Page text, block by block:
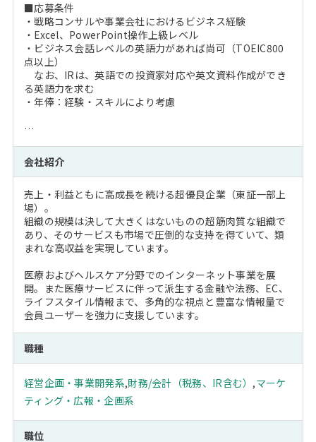
■応募条件
・戦略コンサルや事業会社におけるビジネス経験
・Excel、PowerPoint操作上級レベル
・ビジネス会話レベルの英語力があれば尚可（TOEIC800
点以上）
なお、IRは、英語での投資家対応や英文資料作成ができ
る英語力を求む
・年俸：経験・スキルにより考慮
…
会社紹介
売上・利益ともに高成長を続ける超優良企業（東証一部上
場）。
組織の規模は決して大きくはないものの超筋肉質な組織で
あり、そのサービスも市場で圧倒的な支持を得ていて、類
まれな高収益を実現しています。
医療およびヘルスケア分野でのインターネット事業を展
開。また医療サービスに伴って派生する金融や法務、EC、
ライフスタイル情報まで、多角的な視点と豊富な情報量で
会員ユーザーを強力に支援しています。
職種
経営企画・事業開発系,財務/会計（税務、IR含む） ,マーケ
ティング・広報・企画系
職位